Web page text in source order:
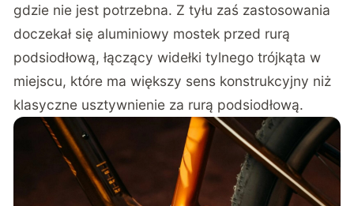
gdzie nie jest potrzebna. Z tyłu zaś zastosowania
doczekał się aluminiowy mostek przed rurą
podsiodłową, łączący widełki tylnego trójkąta w
miejscu, które ma większy sens konstrukcyjny niż
klasyczne usztywnienie za rurą podsiodłową.